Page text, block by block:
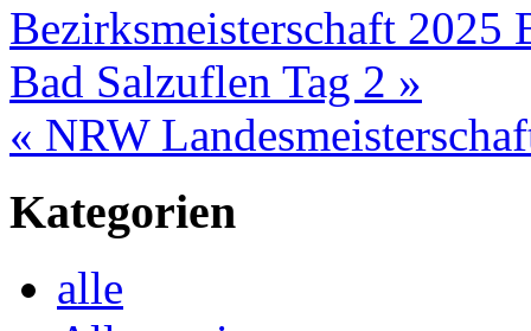
Bezirksmeisterschaft 2025
Bad Salzuflen Tag 2 »
« NRW
Kategorien
alle